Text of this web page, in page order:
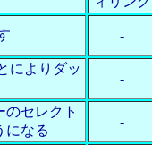
-
によりダッ
-
のセレクト
になる
-